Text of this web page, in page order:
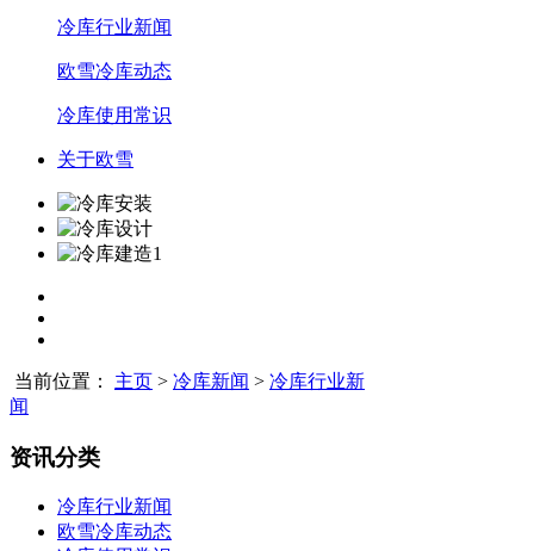
冷库行业新闻
欧雪冷库动态
冷库使用常识
关于欧雪
当前位置： 主页 > 冷库新闻 > 冷库行业新
闻
资讯分类
冷库行业新闻
欧雪冷库动态